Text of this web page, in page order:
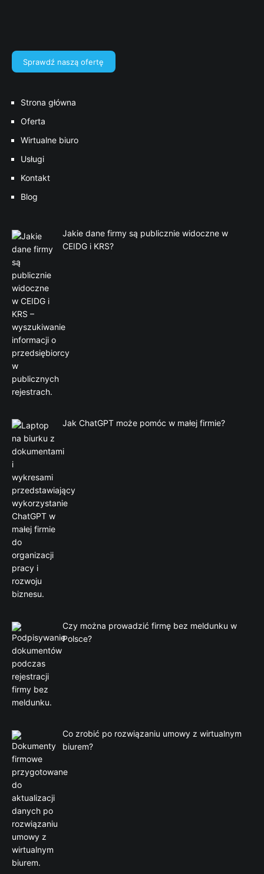
Sprawdź naszą ofertę
Strona główna
Oferta
Wirtualne biuro
Usługi
Kontakt
Blog
Jakie dane firmy są publicznie widoczne w
CEIDG i KRS?
Jak ChatGPT może pomóc w małej firmie?
Czy można prowadzić firmę bez meldunku w
Polsce?
Co zrobić po rozwiązaniu umowy z wirtualnym
biurem?